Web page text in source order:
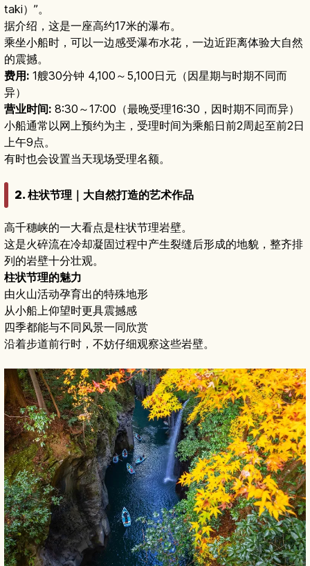
taki）”。
据介绍，这是一座高约17米的瀑布。
乘坐小船时，可以一边感受瀑布水花，一边近距离体验大自然
的震撼。
费用: 1艘30分钟 4,100～5,100日元（因星期与时期不同而
异）
营业时间: 8:30～17:00（最晚受理16:30，因时期不同而异）
小船通常以网上预约为主，受理时间为乘船日前2周起至前2日
上午9点。
有时也会设置当天现场受理名额。
2. 柱状节理｜大自然打造的艺术作品
高千穗峡的一大看点是柱状节理岩壁。
这是火碎流在冷却凝固过程中产生裂缝后形成的地貌，整齐排
列的岩壁十分壮观。
柱状节理的魅力
由火山活动孕育出的特殊地形
从小船上仰望时更具震撼感
四季都能与不同风景一同欣赏
沿着步道前行时，不妨仔细观察这些岩壁。